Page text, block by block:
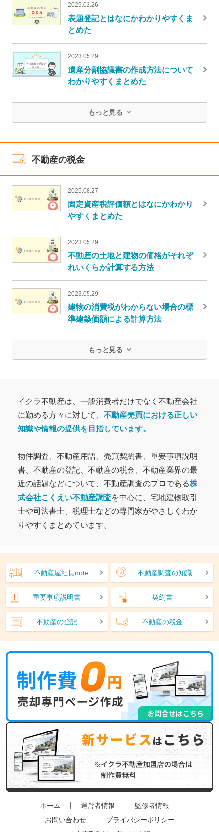
2025.02.26
表題登記とはなにかわかりやすくま
とめた
2023.05.29
遺産分割協議書の作成方法について
わかりやすくまとめた
もっと見る
不動産の税金
2025.08.27
固定資産税評価額とはなにかわかり
やすくまとめた
2023.05.29
不動産の土地と建物の価格がそれぞ
れいくらか計算する方法
2023.05.29
建物の消費税がわからない場合の標
準建築価額による計算方法
もっと見る
イクラ不動産は、一般消費者だけでなく不動産会社
に勤める方々に対して、 不動産売買における正しい
知識や情報の提供を目指しています。
物件調査、不動産用語、売買契約書、重要事項説明
書、不動産の登記、不動産の税金、不動産業界の最
近の話題などについて、不動産調査のプロである株
式会社こくえい不動産調査を中心に、宅地建物取引
士や司法書士、税理士などの専門家がやさしくわか
りやすくまとめています。
不動産屋社長note 不動産調査の知識
重要事項説明書 契約書
不動産の登記 不動産の税金
ホーム 運営者情報 監修者情報
お問い合わせ プライバシーポリシー